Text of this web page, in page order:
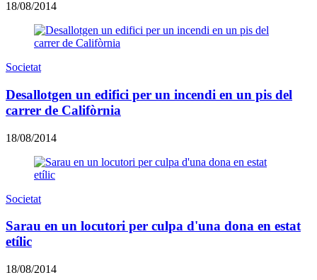
18/08/2014
Societat
Desallotgen un edifici per un incendi en un pis del
carrer de Califòrnia
18/08/2014
Societat
Sarau en un locutori per culpa d'una dona en estat
etílic
18/08/2014